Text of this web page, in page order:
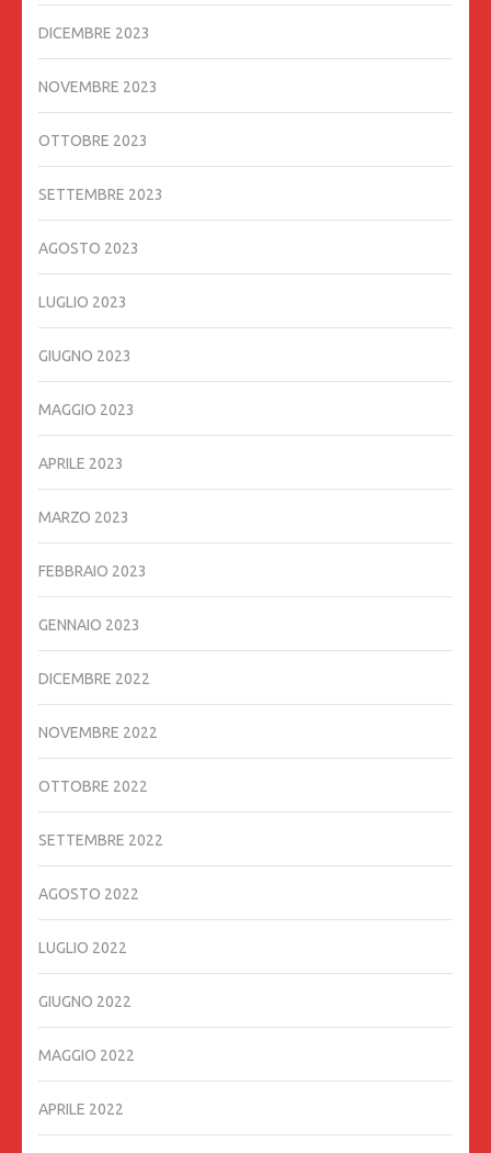
DICEMBRE 2023
NOVEMBRE 2023
OTTOBRE 2023
SETTEMBRE 2023
AGOSTO 2023
LUGLIO 2023
GIUGNO 2023
MAGGIO 2023
APRILE 2023
MARZO 2023
FEBBRAIO 2023
GENNAIO 2023
DICEMBRE 2022
NOVEMBRE 2022
OTTOBRE 2022
SETTEMBRE 2022
AGOSTO 2022
LUGLIO 2022
GIUGNO 2022
MAGGIO 2022
APRILE 2022